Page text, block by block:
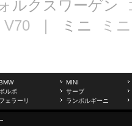
ルクスワーゲン
V70 ｜ ミニ ミニ
MINI
ボルボ
サーブ
フェラーリ ランボルギーニ